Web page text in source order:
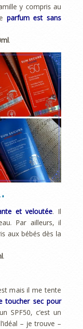
y compris au
parfum est sans
.
et veloutée. Il
Par ailleurs, il
aux bébés dès la
.
mais il me tente
toucher sec pour
SPF50, c’est un
l’idéal – je trouve –